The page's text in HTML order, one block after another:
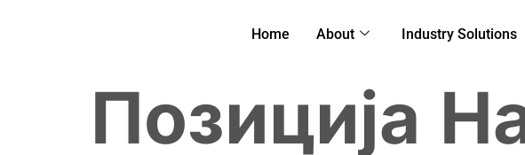
Home About Industry Solutions
Позиција